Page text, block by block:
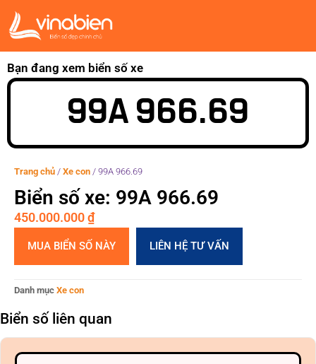
Bạn đang xem biển số xe
99A 966.69
Trang chủ / Xe con / 99A 966.69
Biển số xe: 99A 966.69
450.000.000₫
MUA BIỂN SỐ NÀY LIÊN HỆ TƯ VẤN
Danh mục Xe con
Biển số liên quan